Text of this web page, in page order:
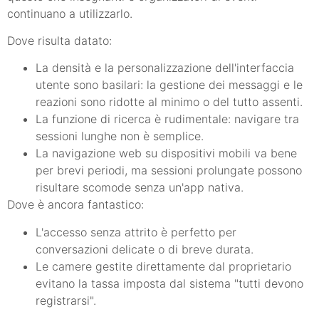
continuano a utilizzarlo.
Dove risulta datato:
La densità e la personalizzazione dell'interfaccia
utente sono basilari: la gestione dei messaggi e le
reazioni sono ridotte al minimo o del tutto assenti.
La funzione di ricerca è rudimentale: navigare tra
sessioni lunghe non è semplice.
La navigazione web su dispositivi mobili va bene
per brevi periodi, ma sessioni prolungate possono
risultare scomode senza un'app nativa.
Dove è ancora fantastico:
L'accesso senza attrito è perfetto per
conversazioni delicate o di breve durata.
Le camere gestite direttamente dal proprietario
evitano la tassa imposta dal sistema "tutti devono
registrarsi".